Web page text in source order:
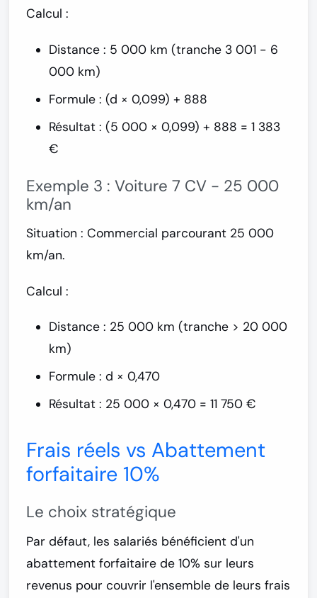
Calcul :
Distance : 5 000 km (tranche 3 001 - 6
000 km)
Formule : (d × 0,099) + 888
Résultat : (5 000 × 0,099) + 888 = 1 383
€
Exemple 3 : Voiture 7 CV - 25 000
km/an
Situation : Commercial parcourant 25 000
km/an.
Calcul :
Distance : 25 000 km (tranche > 20 000
km)
Formule : d × 0,470
Résultat : 25 000 × 0,470 = 11 750 €
Frais réels vs Abattement
forfaitaire 10%
Le choix stratégique
Par défaut, les salariés bénéficient d'un
abattement forfaitaire de 10% sur leurs
revenus pour couvrir l'ensemble de leurs frais